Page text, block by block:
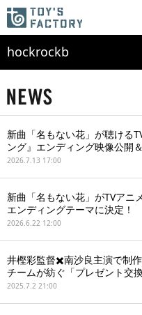
hockrockb
新曲「名もない花」が聴ける
ング』エンディング映像公開
2026.7.13 17:00
新曲「名もない花」がTVアニ
エンディングテーマに決定！
2026.6.22 12:00
井樫彩監督✖️南沙良主演で制
チームが紡ぐ「プレゼント交
2025.7.2 21:00